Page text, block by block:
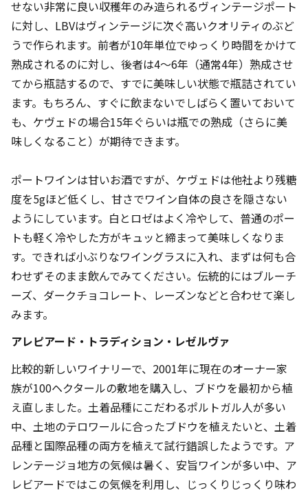
せない非常に良い収穫年のみ造られるヴィンテージポート
に対し、LBVはヴィンテージに次ぐ高いクオリティのぶど
うで作られます。前者が10年単位でゆっくり時間をかけて
熟成されるのに対し、後者は4～6年（通常4年）熟成させ
てから瓶詰するので、すでに美味しい状態で瓶詰されてい
ます。もちろん、すぐに飲まないでしばらく置いておいて
も、ケヴェドの場合15年ぐらいは瓶での熟成（さらに美
味しくなること）が期待できます。
ポートワインは甘いお酒ですが、ケヴェドは他社より残糖
度を5gほど低くし、甘さでワイン自体の良さを隠さない
ようにしています。白とロゼはよく冷やして、普通のポー
トも軽く冷やした方がキュッと締まって美味しくなりま
す。できれば小ぶりなワイングラスに入れ、まずは何も合
わせずそのまま飲んでみてください。伝統的にはブルーチ
ーズ、ダークチョコレート、レーズンなどと合わせて楽し
みます。
アレピアード・トラディション・レゼルヴァ
比較的新しいワイナリーで、2001年に現在のオーナー家
族が100ヘクタールの敷地を購入し、ブドウを最初から植
え直しました。土着品種にこだわるポルトガル人が多い
中、土地のテロワールに合ったブドウを植えたいと、土着
品種と国際品種の両方を植えて試行錯誤したようです。ア
レンテージョ地方の気候は暑く、安旨ワインが多い中、ア
レビアードではこの気候を利用し、じっくりじっくり味わ